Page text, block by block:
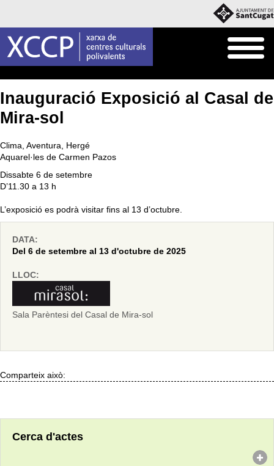
Inauguració Exposició al Casal de
Mira-sol
Clima, Aventura, Hergé
Aquarel·les de Carmen Pazos
Dissabte 6 de setembre
D’11.30 a 13 h
L’exposició es podrà visitar fins al 13 d’octubre.
DATA:
Del 6 de setembre al 13 d'octubre de 2025
LLOC:
Sala Parèntesi del Casal de Mira-sol
Comparteix això:
Cerca d'actes